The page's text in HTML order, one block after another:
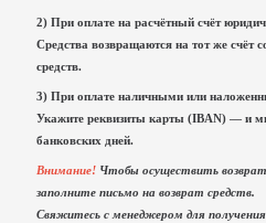
2) При оплате на расчётный счёт
Средства возвращаются на тот же счёт
средств.
3) При оплате наличными или
Укажите реквизиты карты (IBAN) — и
банковских дней.
Внимание! Чтобы осуществить
заполните письмо на возврат средств.
Свяжитесь с менеджером для